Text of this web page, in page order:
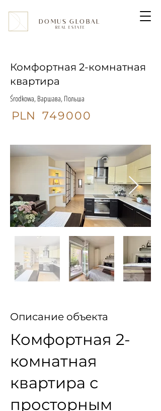
DOMUS GLOBAL
REAL ESTATE
Комфортная 2-комнатная
квартира
Środkowa, Варшава, Польша
PLN 749000
Описание объекта
Комфортная 2-
комнатная
квартира с
просторным